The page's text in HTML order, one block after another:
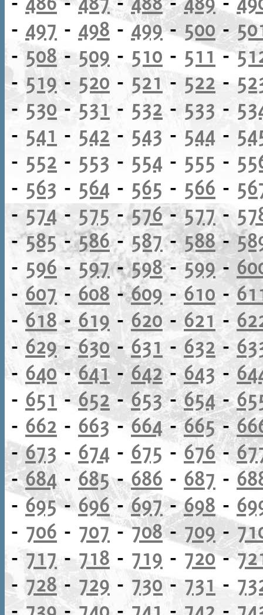
- 497 - 498 -499- 500-
- 508- 509 - 510 - 511-
-519- 520 - 521 - 522 -
- 530- 531 - 532 - 533 -
- 541 - 542 - 543 - 544 -
- 552 - 553 - 554 - 555 -
- 563 - 564 - 565 - 566 -
- 574 - 575-576-577-
-585-586- 587-588-
- 596 - 597-598- 599-
- 607- 608 -609-610 -
-618-619 - 620 - 621 -
- 629-630- 631- 632 -
- 640-641-642-643-
- 651 -652-653-654-
- 662 - 663-664-665-
-673 - 674 - 675 - 676-
-684 -685-686 - 687 -
-695-696-697-698 -
- 706 - 707 -708- 709-
-717 - 718 - 719 - 720-
-728- 729 - 730- 731 -